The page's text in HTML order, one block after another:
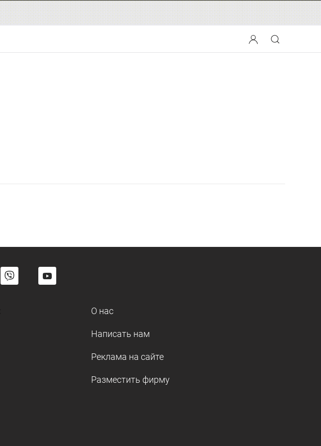
О нас
Написать нам
Реклама на сайте
Разместить фирму